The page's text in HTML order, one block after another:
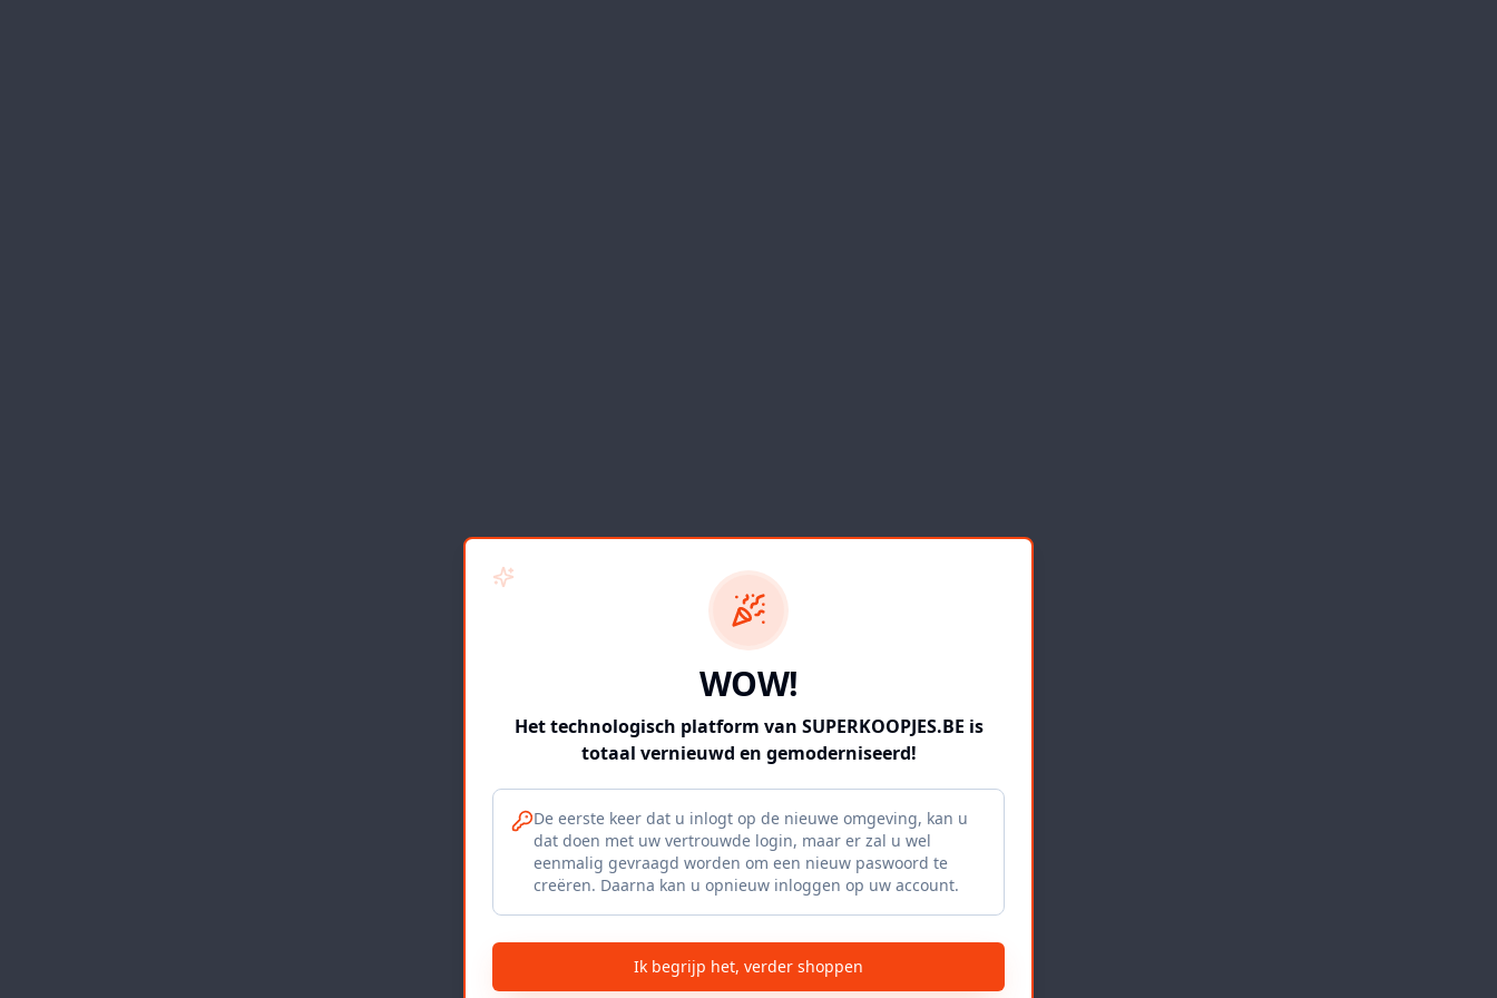
Something went wrong
An unexpected error occurred. Please try refreshing
the page.
Refresh App
WOW!
Het technologisch platform van SUPERKOOPJES.BE is
totaal vernieuwd en gemoderniseerd!
De eerste keer dat u inlogt op de nieuwe omgeving, kan u
dat doen met uw vertrouwde login, maar er zal u wel
eenmalig gevraagd worden om een nieuw paswoord te
creëren. Daarna kan u opnieuw inloggen op uw account.
Ik begrijp het, verder shoppen